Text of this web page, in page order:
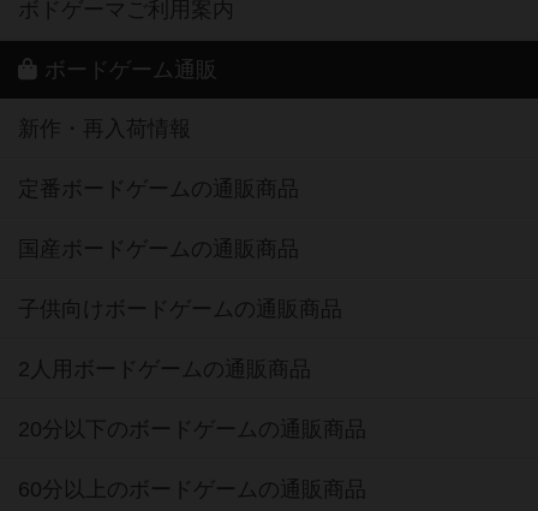
ボドゲーマご利用案内
ボードゲーム通販
新作・再入荷情報
定番ボードゲームの通販商品
国産ボードゲームの通販商品
子供向けボードゲームの通販商品
2人用ボードゲームの通販商品
20分以下のボードゲームの通販商品
60分以上のボードゲームの通販商品